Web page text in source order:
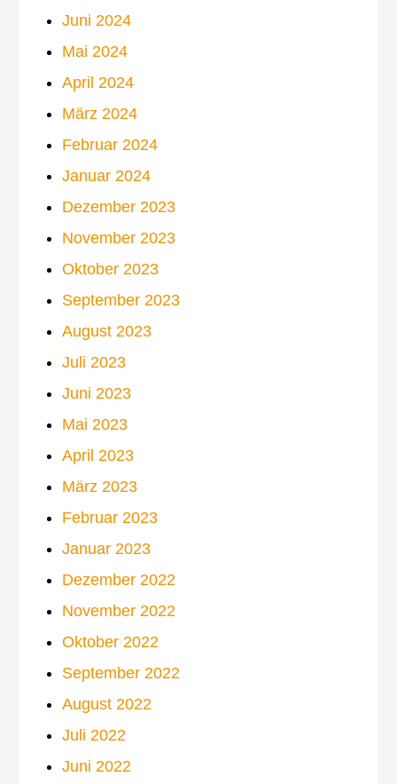
Juni 2024
Mai 2024
April 2024
März 2024
Februar 2024
Januar 2024
Dezember 2023
November 2023
Oktober 2023
September 2023
August 2023
Juli 2023
Juni 2023
Mai 2023
April 2023
März 2023
Februar 2023
Januar 2023
Dezember 2022
November 2022
Oktober 2022
September 2022
August 2022
Juli 2022
Juni 2022